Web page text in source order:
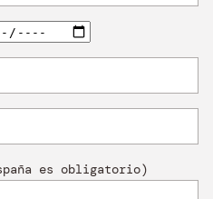
es obligatorio)